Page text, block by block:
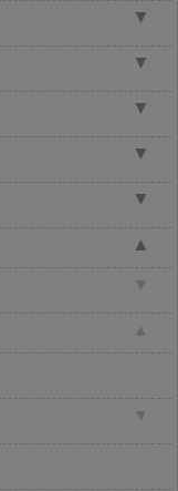
▼
▼
▼
▼
▼
▲
▼
▲
▼